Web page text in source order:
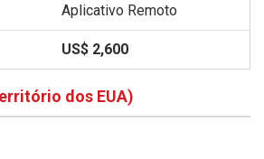
Aplicativo Remoto
US$ 2,600
dos EUA)